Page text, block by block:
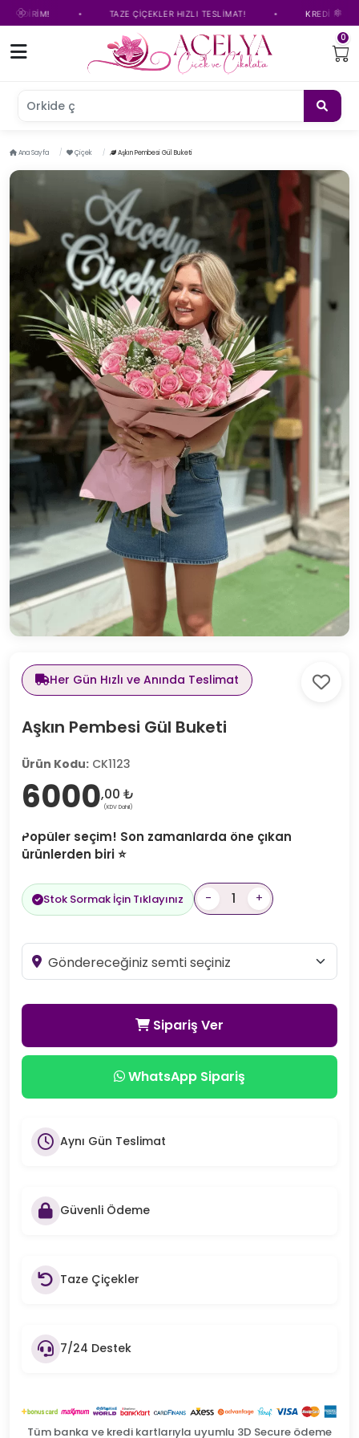
• TAZE ÇİÇEKLER HIZLI TESLİMAT! • KREDİ KARTINA
0
Orkide çiçeği
Ana Sayfa Çiçek Aşkın Pembesi Gül Buketi
Her Gün Hızlı ve Anında Teslimat
Aşkın Pembesi Gül Buketi
Ürün Kodu: CK1123
6000,00 ₺
(KDV Dahil)
Popüler seçim! Son zamanlarda öne çıkan
ürünlerden biri ⭐
Stok Sormak İçin Tıklayınız - +
Sipariş Ver
WhatsApp Sipariş
Aynı Gün Teslimat
Güvenli Ödeme
Taze Çiçekler
7/24 Destek
Tüm banka ve kredi kartlarıyla uyumlu 3D Secure ödeme